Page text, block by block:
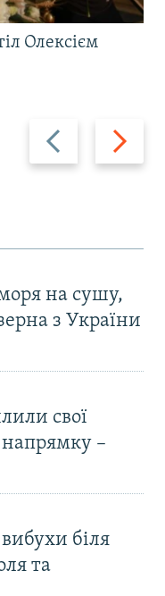
Назад Вперед
Олексієм
на сушу,
з України
свої
–
біля
та